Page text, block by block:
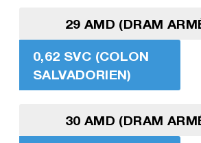
29 AMD (DRAM
0,62 SVC (COLON
SALVADORIEN)
30 AMD (DRAM